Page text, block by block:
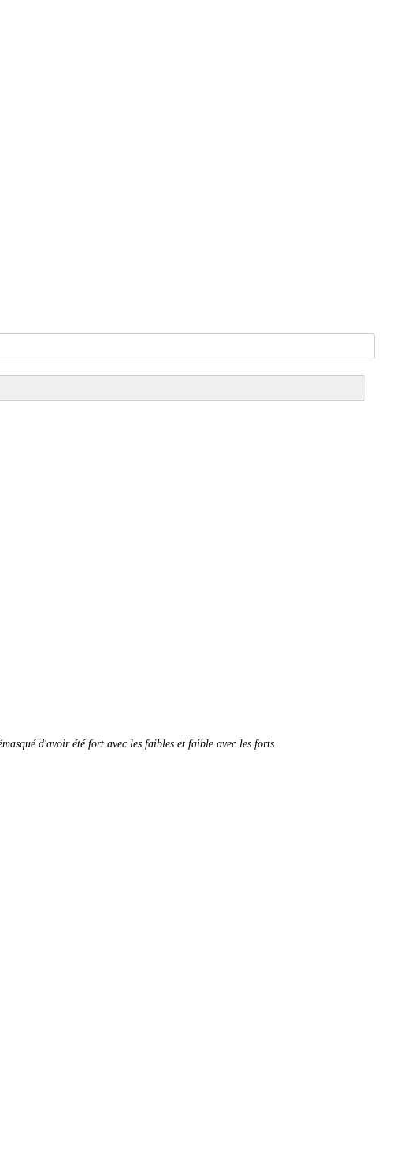
d'avoir été fort avec les faibles et faible avec les forts